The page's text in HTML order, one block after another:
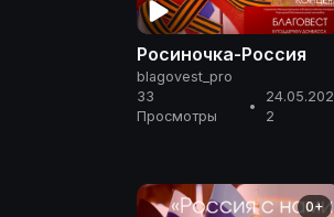
Росиночка-Россия
blagovest_pro
33
Просмотры
•
24.05.202
2
0+